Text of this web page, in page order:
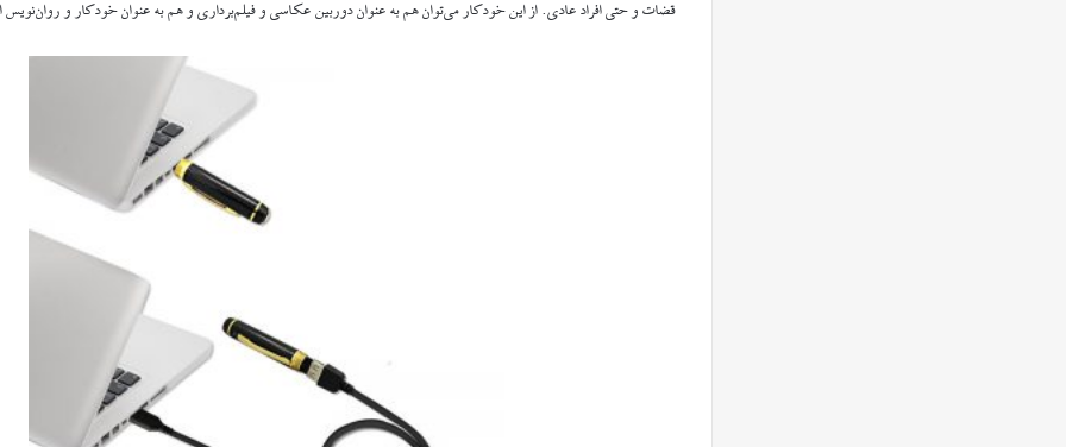
قضات و حتی افراد عادی. از این خودکار می‌توان هم به عنوان دوربین عکاسی و فیلم‌برداری و هم به عنوان خودکار و روان‌نویس